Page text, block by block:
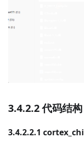
3.4.2.2 代码结构
3.4.2.2.1